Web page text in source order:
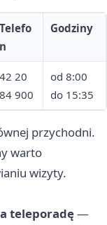
Telefo
n
Godziny
42 20
84 900
od 8:00
do 15:35
przychodni.
warto
wizyty.
teleporadę—